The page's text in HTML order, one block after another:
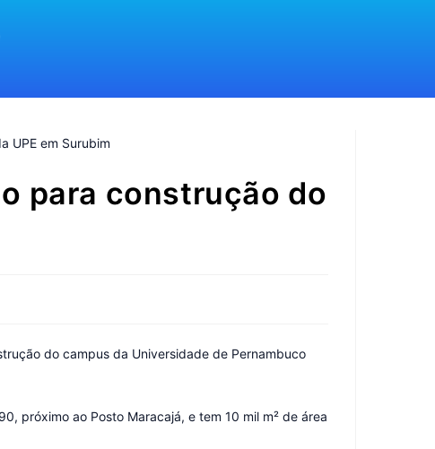
para construção do
do campus da Universidade de Pernambuco
próximo ao Posto Maracajá, e tem 10 mil m² de área